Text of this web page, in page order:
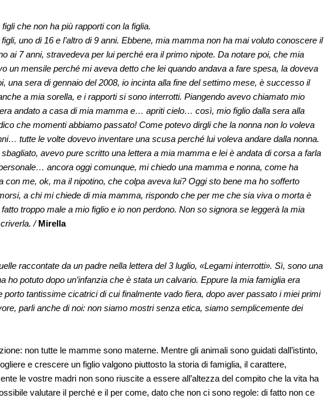
che non ha più rapporti con la figlia.
uno di 16 e l’altro di 9 anni. Ebbene, mia mamma non ha mai voluto conoscere il
ai 7 anni, stravedeva per lui perché era il primo nipote. Da notare poi, che mia
un mensile perché mi aveva detto che lei quando andava a fare spesa, la doveva
una sera di gennaio del 2008, io incinta alla fine del settimo mese, è successo il
a mia sorella, e i rapporti si sono interrotti. Piangendo avevo chiamato mio
andato a casa di mia mamma e… apriti cielo… così, mio figlio dalla sera alla
che momenti abbiamo passato! Come potevo dirgli che la nonna non lo voleva
tutte le volte dovevo inventare una scusa perché lui voleva andare dalla nonna.
avevo pure scritto una lettera a mia mamma e lei è andata di corsa a farla
ancora oggi comunque, mi chiedo una mamma e nonna, come ha
con me, ok, ma il nipotino, che colpa aveva lui? Oggi sto bene ma ho sofferto
a chi mi chiede di mia mamma, rispondo che per me che sia viva o morta è
troppo male a mio figlio e io non perdono. Non so signora se leggerà la mia
/Mirella
raccontate da un padre nella lettera del 3 luglio, «Legami interrotti». Sì, sono una
ho potuto dopo un’infanzia che è stata un calvario. Eppure la mia famiglia era
tantissime cicatrici di cui finalmente vado fiera, dopo aver passato i miei primi
parli anche di noi: non siamo mostri senza etica, siamo semplicemente dei
non tutte le mamme sono materne. Mentre gli animali sono guidati dall’istinto,
e crescere un figlio valgono piuttosto la storia di famiglia, il carattere,
le vostre madri non sono riuscite a essere all’altezza del compito che la vita ha
valutare il perché e il per come, dato che non ci sono regole: di fatto non ce